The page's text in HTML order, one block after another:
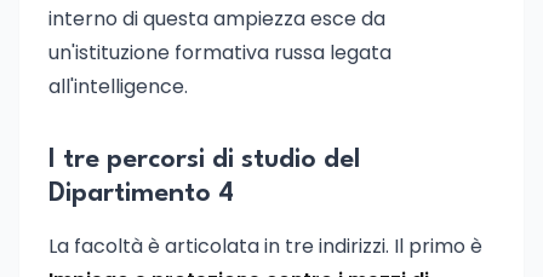
interno di questa ampiezza esce da
un'istituzione formativa russa legata
all'intelligence.
I tre percorsi di studio del
Dipartimento 4
La facoltà è articolata in tre indirizzi. Il primo è